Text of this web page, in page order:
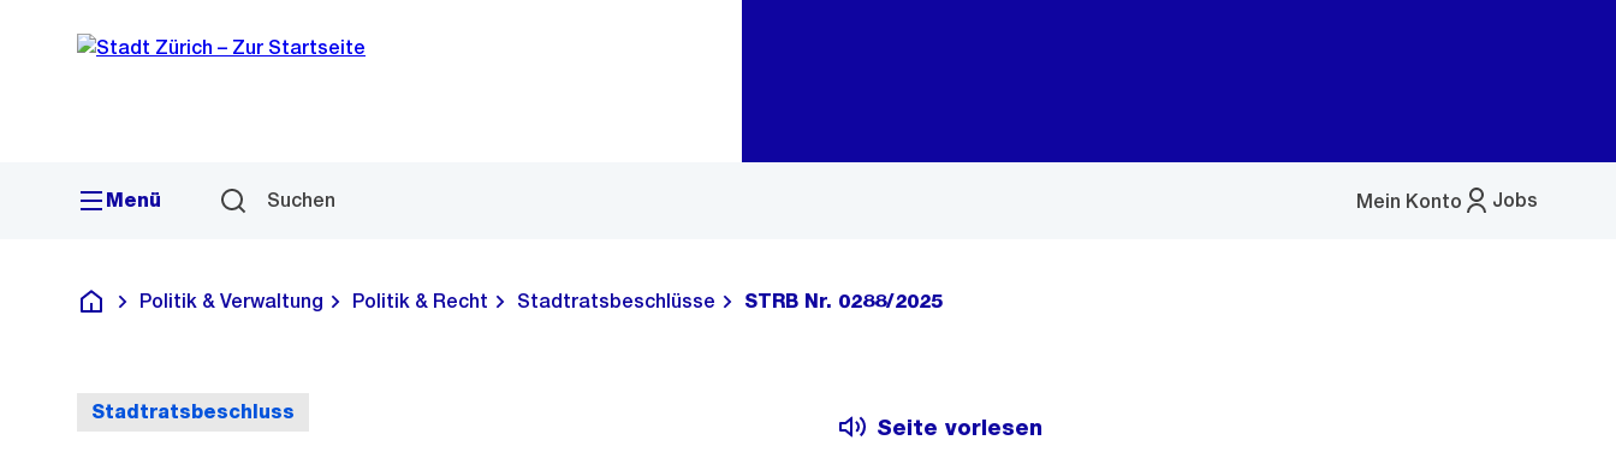
Navigation
Sprunglink
Menü Suchen Jobs
Mein Konto
Menü
Deutsch
Politik & Verwaltung Politik & Recht Stadtratsbeschlüsse STRB Nr. 0288/2025
Stadtratsbeschluss
Seite vorlesen